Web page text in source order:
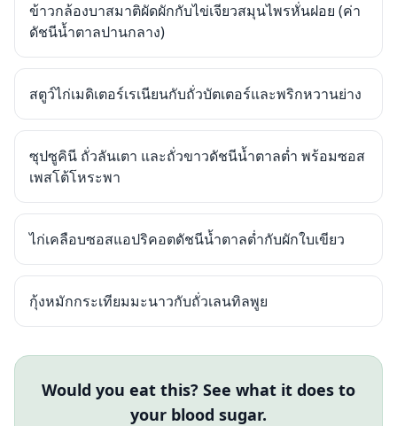
ข้าวกล้องบาสมาติผัดผักกับไข่เจียวสมุนไพรหั่นฝอย (ค่า
ดัชนีน้ำตาลปานกลาง)
สตูว์ไก่เมดิเตอร์เรเนียนกับถั่วบัตเตอร์และพริกหวานย่าง
ซุปซูคินี ถั่วลันเตา และถั่วขาวดัชนีน้ำตาลต่ำ พร้อมซอส
เพสโต้โหระพา
ไก่เคลือบซอสแอปริคอตดัชนีน้ำตาลต่ำกับผักใบเขียว
กุ้งหมักกระเทียมมะนาวกับถั่วเลนทิลพูย
Would you eat this? See what it does to
your blood sugar.